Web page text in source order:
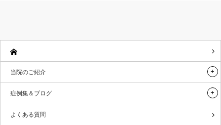
当院のご紹介
症例集＆ブログ
よくある質問